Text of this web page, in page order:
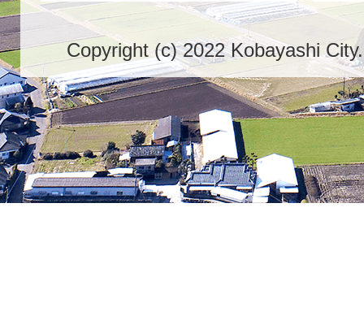
Copyright (c) 2022 Kobayashi